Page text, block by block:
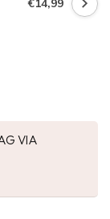
€14,99
VIA